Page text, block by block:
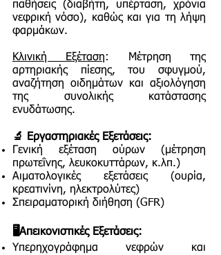
παθήσεις (διαβήτη, υπέρταση, χρόνια
νεφρική νόσο), καθώς και για τη λήψη
φαρμάκων.
Κλινική Εξέταση: Μέτρηση της
αρτηριακής πίεσης, του σφυγμού,
αναζήτηση οιδημάτων και αξιολόγηση
της συνολικής κατάστασης
ενυδάτωσης.
🔬 Εργαστηριακές Εξετάσεις:
Γενική εξέταση ούρων (μέτρηση
πρωτεΐνης, λευκοκυττάρων, κ.λπ.)
Αιματολογικές εξετάσεις (ουρία,
κρεατινίνη, ηλεκτρολύτες)
Σπειραματορική διήθηση (GFR)
🖥️Απεικονιστικές Εξετάσεις:
Υπερηχογράφημα νεφρών και